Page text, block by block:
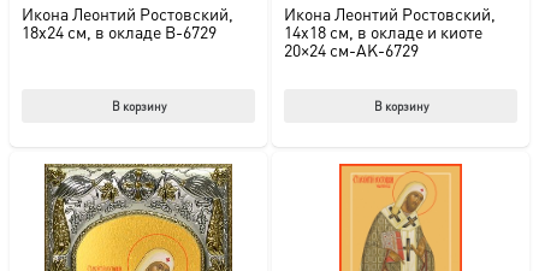
Икона Леонтий Ростовский,
18х24 см, в окладе B-6729
В корзину
Икона Леонтий Ростовский,
14х18 см, в окладе и киоте
20×24 см-AK-6729
В корзину